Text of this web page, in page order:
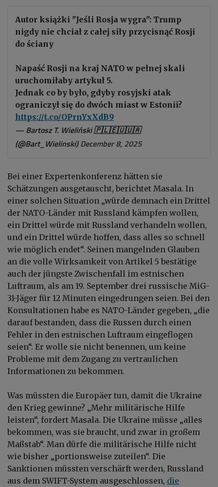
Autor książki "Jeśli Rosja wygra": Trump
nigdy nie chciał z całej siły przycisnąć Rosji
do ściany
Napaść Rosji na kraj NATO w pełnej skali
uruchomiłaby artykuł 5.
Jednak co by było, gdyby rosyjski atak
ograniczył się do dwóch miast w Estonii?
https://t.co/OPrnYxXdB9
— Bartosz T. Wieliński 🇵🇱🇪🇺🇺🇦
(@Bart_Wielinski)December 8, 2025
Bei einer Expertenkonferenz hätten sie
Schätzungen ausgetauscht, berichtet Masala. In
einer solchen Situation „würde demnach ein Drittel
der NATO-Länder mit Russland kämpfen wollen,
ein Drittel würde mit Russland verhandeln wollen,
und ein Drittel würde hoffen, dass alles so schnell
wie möglich endet“. Seinen mangelnden Glauben
an die volle Wirksamkeit von Artikel 5 bestätige
auch der jüngste Zwischenfall im estnischen
Luftraum, als am 19. September drei russische MiG-
31-Jäger für 12 Minuten eingedrungen seien. Bei den
Konsultationen habe es NATO-Länder gegeben, „die
darauf bestanden, dass die Russen durch einen
Fehler in den estnischen Luftraum eingeflogen
seien“. Er wolle sie nicht benennen, um keine
Probleme mit dem Zugang zu vertraulichen
Informationen zu bekommen.
Was müssten die Europäer tun, damit die Ukraine
den Krieg gewinne? „Mehr militärische Hilfe
leisten“, fordert Masala. Die Ukraine müsse „alles
bekommen, was sie braucht, und zwar in großem
Maßstab“. Man dürfe die militärische Hilfe nicht
wie bisher „portionsweise zuteilen“. Die
Sanktionen müssten verschärft werden, Russland
aus dem SWIFT-System ausgeschlossen, die